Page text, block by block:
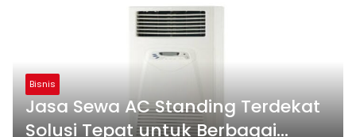
Bisnis
Jasa Sewa AC Standing Terdekat
Solusi Tepat untuk Berbagai